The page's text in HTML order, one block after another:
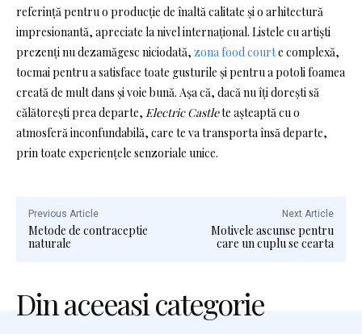
referință pentru o producție de înaltă calitate și o arhitectură
impresionantă, apreciate la nivel internațional. Listele cu artiști
prezenți nu dezamăgesc niciodată, zona food courte complexă,
tocmai pentru a satisface toate gusturile și pentru a potoli foamea
creată de mult dans și voie bună. Așa că, dacă nu îți dorești să
călătorești prea departe, Electric Castlete așteaptă cu o
atmosferă inconfundabilă, care te va transporta însă departe,
prin toate experiențele senzoriale unice.
Previous Article
Metode de contraceptie
naturale
Next Article
Motivele ascunse pentru
care un cuplu se cearta
Din aceeasi categorie